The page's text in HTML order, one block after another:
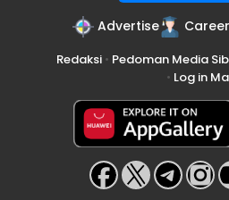
Advertise Career
Redaksi• Pedoman Media
• Log in